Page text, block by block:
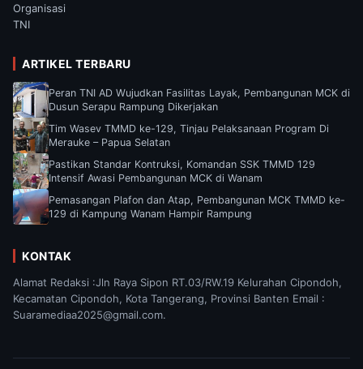
Organisasi
TNI
ARTIKEL TERBARU
Peran TNI AD Wujudkan Fasilitas Layak, Pembangunan MCK di
Dusun Serapu Rampung Dikerjakan
Tim Wasev TMMD ke-129, Tinjau Pelaksanaan Program Di
Merauke – Papua Selatan
Pastikan Standar Kontruksi, Komandan SSK TMMD 129
Intensif Awasi Pembangunan MCK di Wanam
Pemasangan Plafon dan Atap, Pembangunan MCK TMMD ke-
129 di Kampung Wanam Hampir Rampung
KONTAK
Alamat Redaksi :Jln Raya Sipon RT.03/RW.19 Kelurahan Cipondoh,
Kecamatan Cipondoh, Kota Tangerang, Provinsi Banten Email :
Suaramediaa2025@gmail.com.